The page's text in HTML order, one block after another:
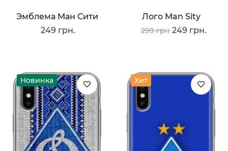
Эмблема Ман Сити
249 грн.
Лого Man Sity
299 грн 249 грн.
Новинка Хит